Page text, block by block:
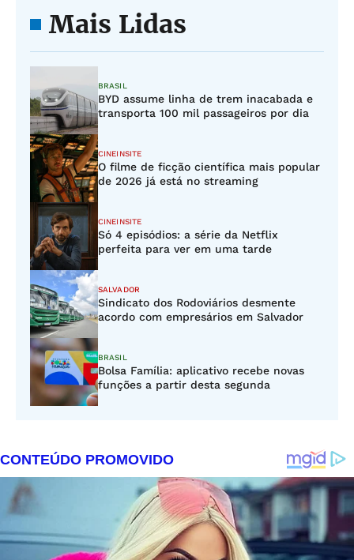
Mais Lidas
BRASIL
BYD assume linha de trem inacabada e
transporta 100 mil passageiros por dia
CINEINSITE
O filme de ficção científica mais popular
de 2026 já está no streaming
CINEINSITE
Só 4 episódios: a série da Netflix
perfeita para ver em uma tarde
SALVADOR
Sindicato dos Rodoviários desmente
acordo com empresários em Salvador
BRASIL
Bolsa Família: aplicativo recebe novas
funções a partir desta segunda